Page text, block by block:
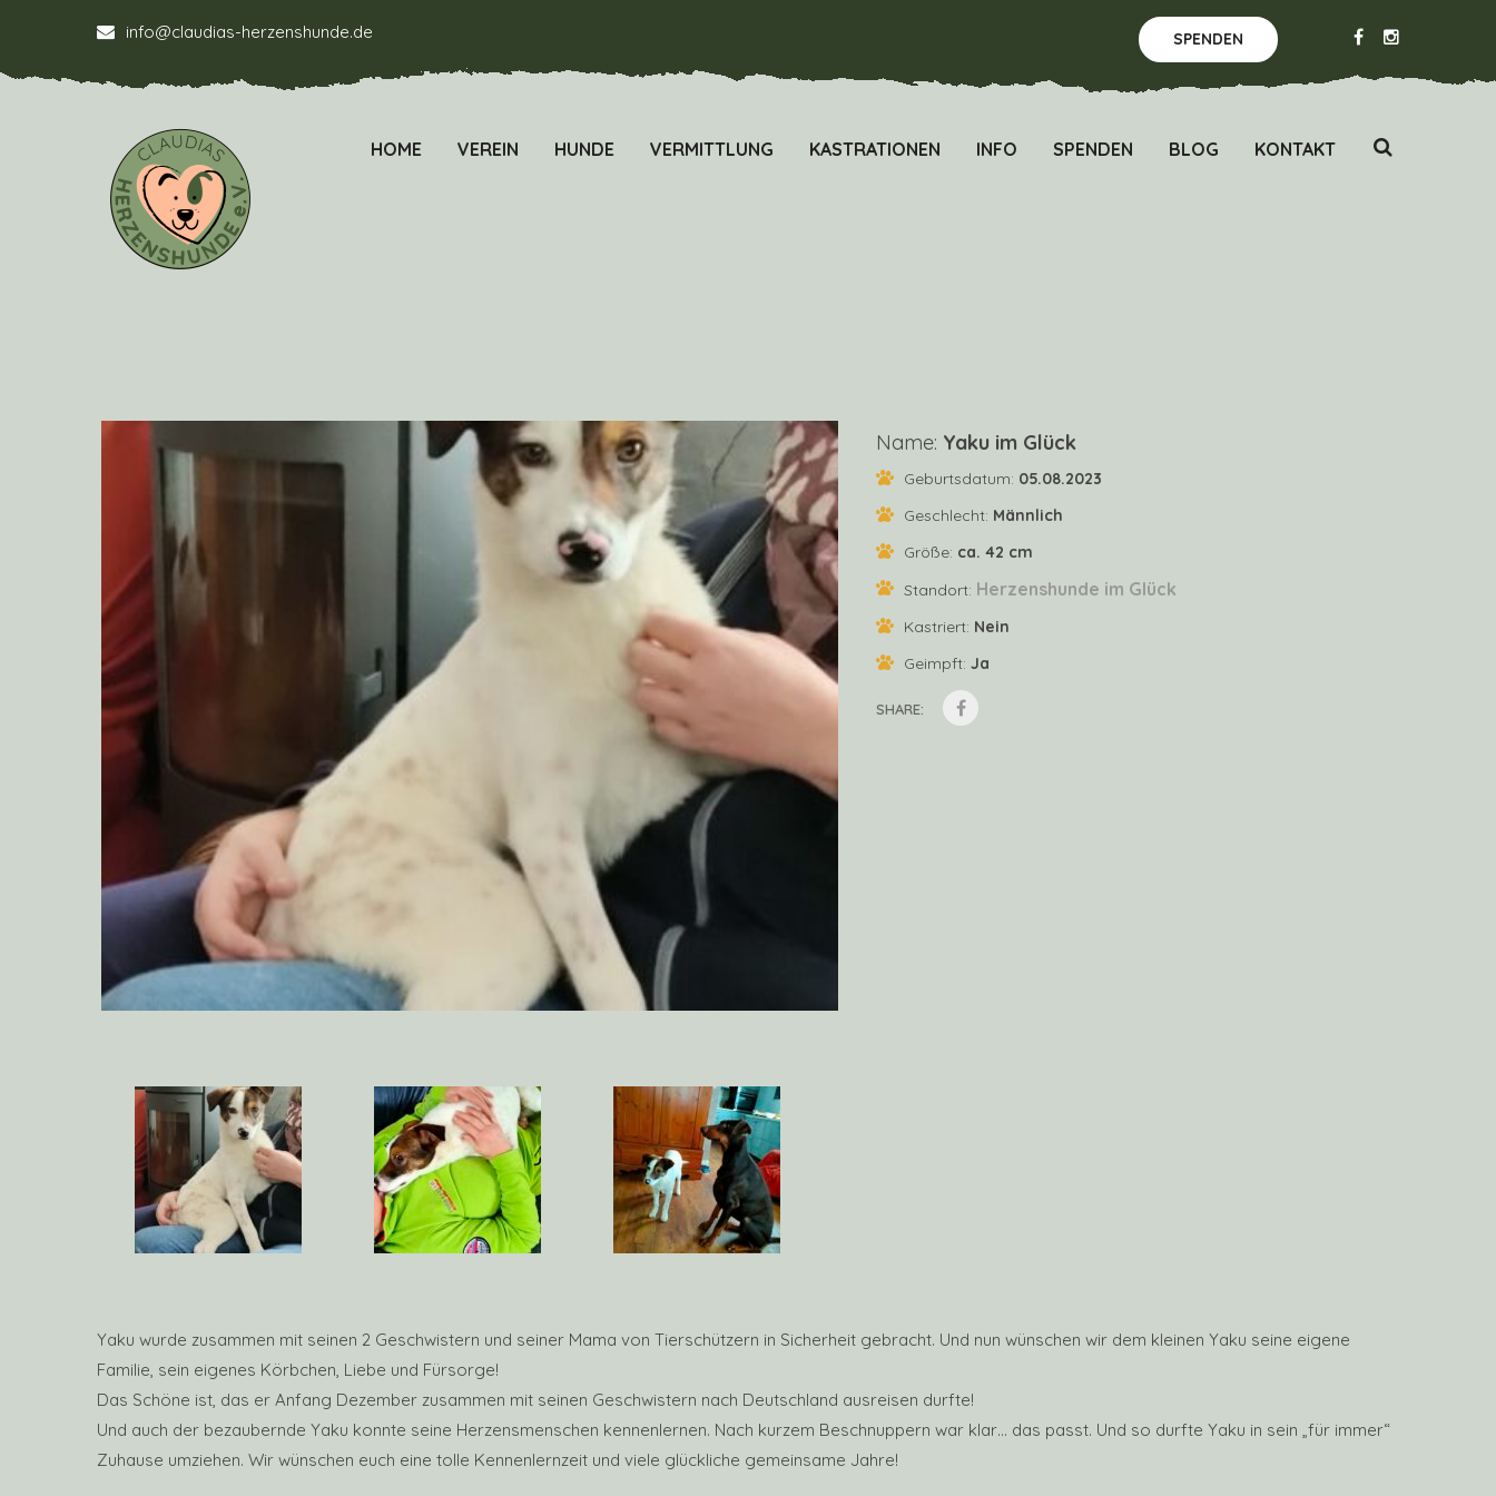
info@claudias-herzenshunde.de SPENDEN
HOME VEREIN HUNDE VERMITTLUNG KASTRATIONEN INFO SPENDEN BLOG KONTAKT
Name: Yaku im Glück
Geburtsdatum: 05.08.2023
Geschlecht: Männlich
Größe: ca. 42 cm
Standort: Herzenshunde im Glück
Kastriert: Nein
Geimpft: Ja
SHARE:
Yaku wurde zusammen mit seinen 2 Geschwistern und seiner Mama von Tierschützern in Sicherheit gebracht. Und nun wünschen wir dem kleinen Yaku seine eigene
Familie, sein eigenes Körbchen, Liebe und Fürsorge!
Das Schöne ist, das er Anfang Dezember zusammen mit seinen Geschwistern nach Deutschland ausreisen durfte!
Und auch der bezaubernde Yaku konnte seine Herzensmenschen kennenlernen. Nach kurzem Beschnuppern war klar… das passt. Und so durfte Yaku in sein „für immer“
Zuhause umziehen. Wir wünschen euch eine tolle Kennenlernzeit und viele glückliche gemeinsame Jahre!